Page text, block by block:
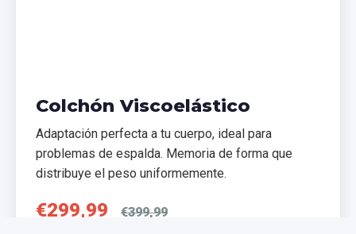
Colchón Viscoelástico
Adaptación perfecta a tu cuerpo, ideal para
problemas de espalda. Memoria de forma que
distribuye el peso uniformemente.
€299,99 €399,99